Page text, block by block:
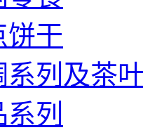
饼干
系列及茶
列